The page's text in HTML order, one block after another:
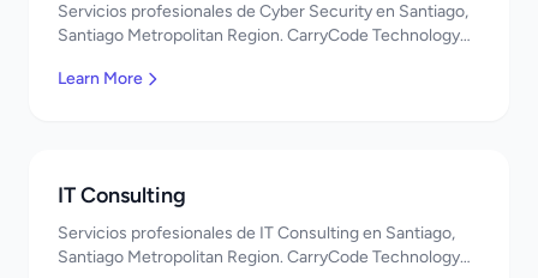
Servicios profesionales de Cyber Security en Santiago,
Santiago Metropolitan Region. CarryCode Technology
Learn More
IT Consulting
Servicios profesionales de IT Consulting en Santiago,
Santiago Metropolitan Region. CarryCode Technology